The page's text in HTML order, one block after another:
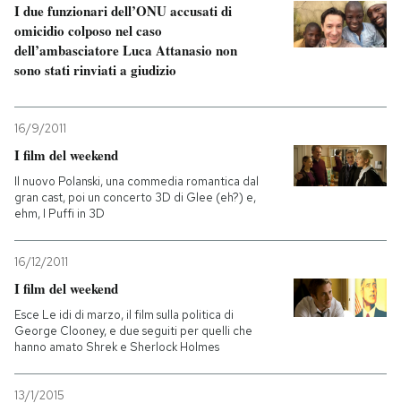
I due funzionari dell’ONU accusati di
omicidio colposo nel caso
dell’ambasciatore Luca Attanasio non
sono stati rinviati a giudizio
16/9/2011
I film del weekend
Il nuovo Polanski, una commedia romantica dal
gran cast, poi un concerto 3D di Glee (eh?) e,
ehm, I Puffi in 3D
16/12/2011
I film del weekend
Esce Le idi di marzo, il film sulla politica di
George Clooney, e due seguiti per quelli che
hanno amato Shrek e Sherlock Holmes
13/1/2015